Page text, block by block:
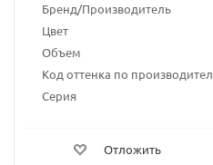
Бренд/Производитель
Цвет
Объем
Код оттенка по
Серия
Отложить